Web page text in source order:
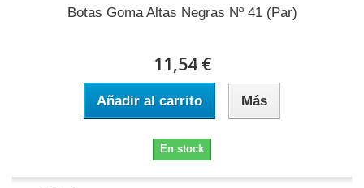
Botas Goma Altas Negras Nº 41 (Par)
11,54 €
Añadir al carrito Más
En stock